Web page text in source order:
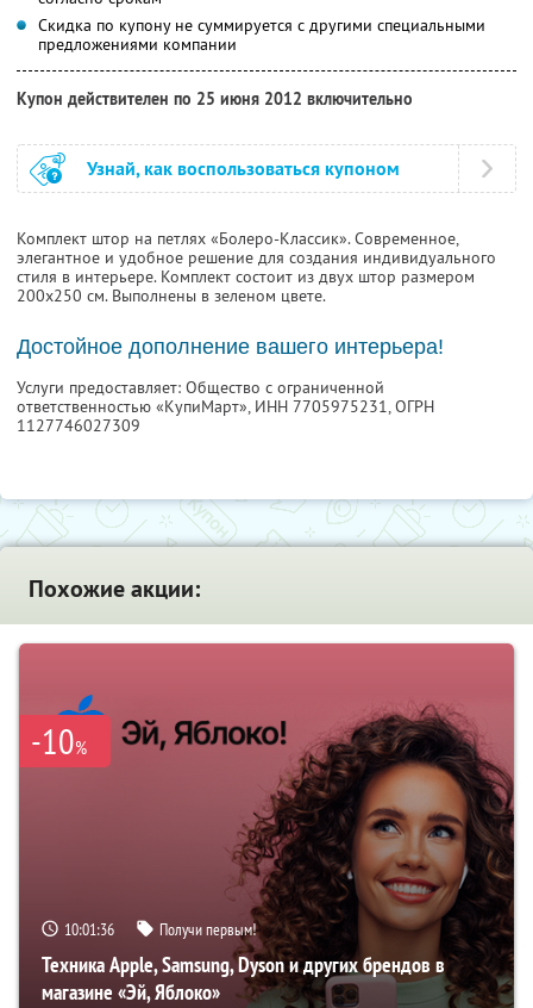
Скидка по купону не суммируется с другими специальными
предложениями компании
Купон действителен по 25 июня 2012 включительно
Узнай, как воспользоваться купоном
Комплект штор на петлях «Болеро-Классик». Современное,
элегантное и удобное решение для создания индивидуального
стиля в интерьере. Комплект состоит из двух штор размером
200х250 см. Выполнены в зеленом цвете.
Достойное дополнение вашего интерьера!
Услуги предоставляет: Общество с ограниченной
ответственностью «КупиМарт», ИНН 7705975231, ОГРН
1127746027309
Похожие акции:
-10%
10:01:35 Получи первым!
Техника Apple, Samsung, Dyson и других брендов в
магазине «Эй, Яблоко»